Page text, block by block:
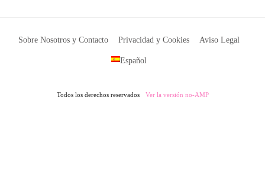
Sobre Nosotros y Contacto Privacidad y Cookies Aviso Legal
Español
Todos los derechos reservados Ver la versión no-AMP